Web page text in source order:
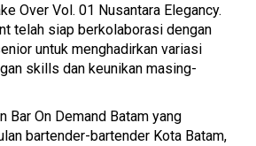
Over Vol. 01 Nusantara Elegancy.
telah siap berkolaborasi dengan
untuk menghadirkan variasi
skills dan keunikan masing-
Bar On Demand Batam yang
bartender-bartender Kota Batam,